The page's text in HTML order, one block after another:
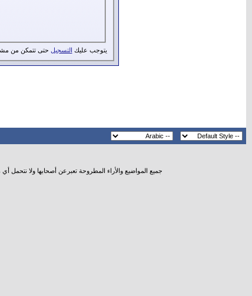
يتوجب عليك التسجيل حتى تتمكن من
جميع المواضيع والأراء المطروحة تعبرعن أصحابها ولا